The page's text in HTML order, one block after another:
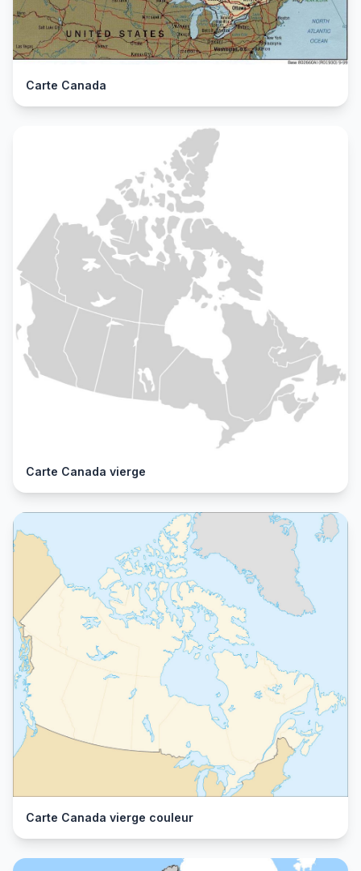
Carte Canada
Carte Canada vierge
Carte Canada vierge couleur